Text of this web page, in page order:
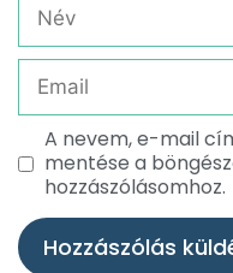
A nevem, e-mail
mentése a
hozzászólásomhoz.